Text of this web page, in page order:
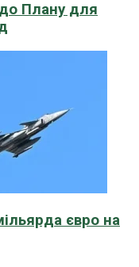
Плану для
євро на